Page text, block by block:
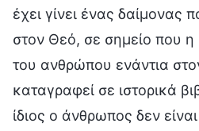
έχει γίνει ένας δαίμονας
στον Θεό, σε σημείο που η
του ανθρώπου ενάντια
καταγραφεί σε ιστορικά
ίδιος ο άνθρωπος δεν